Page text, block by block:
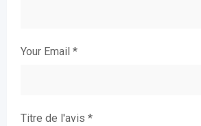
Your Email *
Titre de l'avis *